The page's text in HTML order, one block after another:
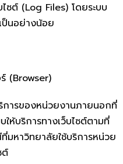
ซต์ (Log Files) โดยระบบ
ป็นอย่างน้อย
(Browser)
การของหน่วยงานภายนอกที่
ห้บริการทางเว็บไซต์ตามที่
หาวิทยาลัยใช้บริการหน่วย
ต์